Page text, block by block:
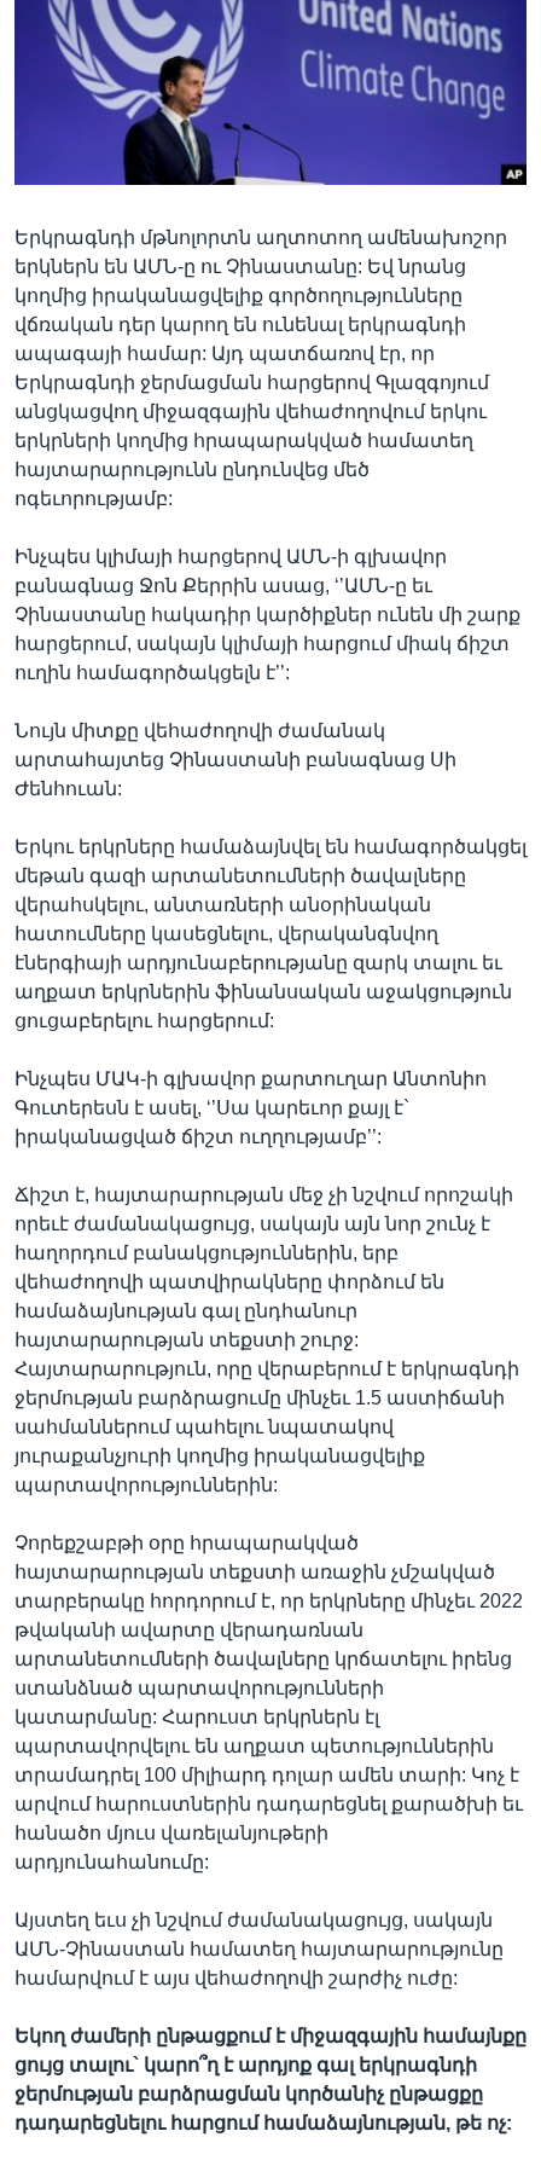
Լեզուներ
Երկրագնդի մթնոլորտն աղտոտող ամենախոշոր
երկներն են ԱՄՆ-ը ու Չինաստանը: Եվ նրանց
կողմից իրականացվելիք գործողությունները
վճռական դեր կարող են ունենալ երկրագնդի
ապագայի համար: Այդ պատճառով էր, որ
Երկրագնդի ջերմացման հարցերով Գլազգոյում
անցկացվող միջազգային վեհաժողովում երկու
երկրների կողմից հրապարակված համատեղ
հայտարարությունն ընդունվեց մեծ
ոգեւորությամբ:
Ինչպես կլիմայի հարցերով ԱՄՆ-ի գլխավոր
բանագնաց Ջոն Քերրին ասաց, ‘’ԱՄՆ-ը եւ
Չինաստանը հակադիր կարծիքներ ունեն մի շարք
հարցերում, սակայն կլիմայի հարցում միակ ճիշտ
ուղին համագործակցելն է’’:
Նույն միտքը վեհաժողովի ժամանակ
արտահայտեց Չինաստանի բանագնաց Սի
Ժենհուան:
Երկու երկրները համաձայնվել են համագործակցել
մեթան գազի արտանետումների ծավալները
վերահսկելու, անտառների անօրինական
հատումները կասեցնելու, վերականգնվող
էներգիայի արդյունաբերությանը զարկ տալու եւ
աղքատ երկրներին ֆինանսական աջակցություն
ցուցաբերելու հարցերում:
Ինչպես ՄԱԿ-ի գլխավոր քարտուղար Անտոնիո
Գուտերեսն է ասել, ‘’Սա կարեւոր քայլ է`
իրականացված ճիշտ ուղղությամբ’’:
Ճիշտ է, հայտարարության մեջ չի նշվում որոշակի
որեւէ ժամանակացույց, սակայն այն նոր շունչ է
հաղորդում բանակցություններին, երբ
վեհաժողովի պատվիրակները փորձում են
համաձայնության գալ ընդհանուր
հայտարարության տեքստի շուրջ:
Հայտարարություն, որը վերաբերում է երկրագնդի
ջերմության բարձրացումը մինչեւ 1.5 աստիճանի
սահմաններում պահելու նպատակով
յուրաքանչյուրի կողմից իրականացվելիք
պարտավորություններին:
Չորեքշաբթի օրը հրապարակված
հայտարարության տեքստի առաջին չմշակված
տարբերակը հորդորում է, որ երկրները մինչեւ 2022
թվականի ավարտը վերադառնան
արտանետումների ծավալները կրճատելու իրենց
ստանձնած պարտավորությունների
կատարմանը: Հարուստ երկրներն էլ
պարտավորվելու են աղքատ պետություններին
տրամադրել 100 միլիարդ դոլար ամեն տարի: Կոչ է
արվում հարուստներին դադարեցնել քարածխի եւ
հանածո մյուս վառելանյութերի
արդյունահանումը:
Այստեղ եւս չի նշվում ժամանակացույց, սակայն
ԱՄՆ-Չինաստան համատեղ հայտարարությունը
համարվում է այս վեհաժողովի շարժիչ ուժը:
Եկող ժամերի ընթացքում է միջազգային համայնքը
ցույց տալու` կարո՞ղ է արդյոք գալ երկրագնդի
ջերմության բարձրացման կործանիչ ընթացքը
դադարեցնելու հարցում համաձայնության, թե ոչ: